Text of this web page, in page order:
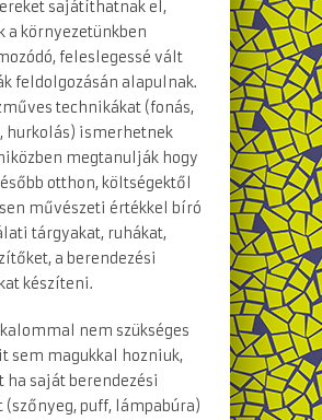
sajátíthatnak el,
a környezetünkben
feleslegessé vált
feldolgozásán alapulnak.
technikákat (fonás,
hurkolás) ismerhetnek
megtanulják hogy
otthon, költségektől
művészeti értékkel bíró
tárgyakat, ruhákat,
a berendezési
készíteni.
nem szükséges
sem magukkal hozniuk,
ha saját berendezési
(szőnyeg, puff, lámpabúra)